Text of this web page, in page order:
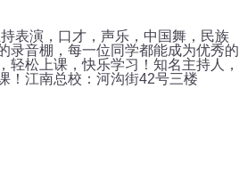
表演，口才，声乐，中国舞，民族
录音棚，每一位同学都能成为优秀的
轻松上课，快乐学习！知名主持人，
！江南总校：河沟街42号三楼